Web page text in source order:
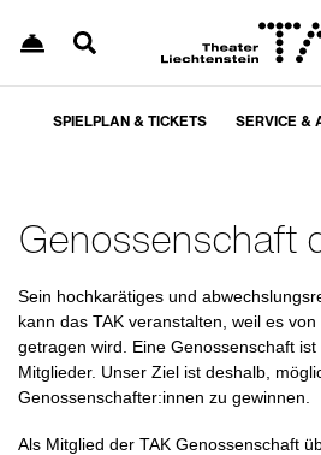
SPIELPLAN & TICKETS SERVICE &
Genossenschaft
Sein hochkarätiges und
kann das TAK veranstalten, weil es
getragen wird. Eine Genossenschaft
Mitglieder. Unser Ziel ist deshalb,
Genossenschafter:innen zu gewinnen.
Als Mitglied der TAK Genossenschaft